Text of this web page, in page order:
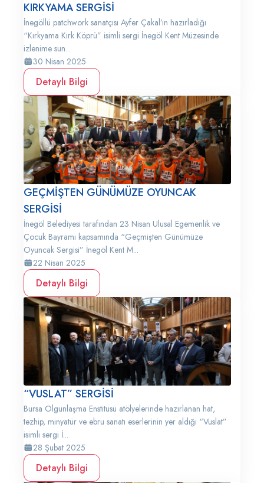
KIRKYAMA SERGİSİ
İnegöllü patchwork sanatçısı Ayfer Çakal’ın hazırladığı
“Kırkyama Kırk Köprü” isimli sergi İnegöl Kent Müzesinde
izlenime sun...
30 Nisan 2025
Detaylı Bilgi
GEÇMİŞTEN GÜNÜMÜZE OYUNCAK
SERGİSİ
İnegöl Belediyesi tarafından 23 Nisan Ulusal Egemenlik ve
Çocuk Bayramı kapsamında “Geçmişten Günümüze
Oyuncak Sergisi” İnegöl Kent M...
22 Nisan 2025
Detaylı Bilgi
“VUSLAT” SERGİSİ
Bursa Olgunlaşma Enstitüsü atölyelerinde hazırlanan hat,
tezhip, minyatür ve ebru sanatı eserlerinin yer aldığı “Vuslat”
isimli sergi İ...
28 Şubat 2025
Detaylı Bilgi